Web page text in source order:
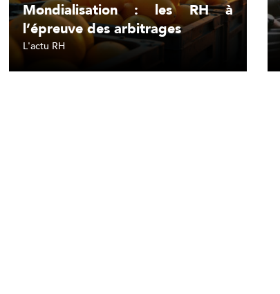
Lire l'article
L'actu RH
Mondialisation : les RH à
l’épreuve des arbitrages